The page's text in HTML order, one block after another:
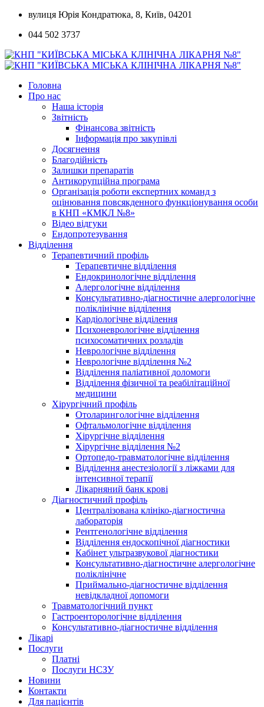
Skip
content
вулиця Юрія Кондратюка, 8, Київ, 04201
044 502 3737
Головна
Про нас
Наша історія
Звітність
Фінансова звітність
Інформація про закупівлі
Досягнення
Благодійність
Залишки препаратів
Антикорупційна програма
Організація роботи експертних команд з
оцінювання повсякденного функціонування особи
в КНП «КМКЛ №8»
Відео відгуки
Ендопротезування
Відділення
Терапевтичний профіль
Терапевтичне відділення
Ендокринологічне відділення
Алергологічне відділення
Консультативно-діагностичне алергологічне
поліклінічне відділення
Кардіологічне відділення
Психоневрологічне відділення
психосоматичних розладів
Неврологічне відділення
Неврологічне відділення №2
Відділення паліативної доломоги
Відділення фізичної та реабілітаційної
медицини
Хірургічний профіль
Отоларингологічне відділення
Офтальмологічне відділення
Хірургічне відділення
Хірургічне відділення №2
Ортопедо-травматологічне відділення
Відділення анестезіології з ліжками для
інтенсивної терапії
Лікарняний банк крові
Діагностичний профіль
Централізована клініко-діагностична
лабораторія
Рентгенологічне відділення
Відділення ендоскопічної діагностики
Кабінет ультразвукової діагностики
Консультативно-діагностичне алергологічне
поліклінічне
Приймально-діагностичне відділення
невідкладної допомоги
Травматологічний пункт
Гастроенторологічне відділення
Консультативно-діагностичне відділення
Лікарі
Послуги
Платні
Послуги НСЗУ
Новини
Контакти
Для пацієнтів